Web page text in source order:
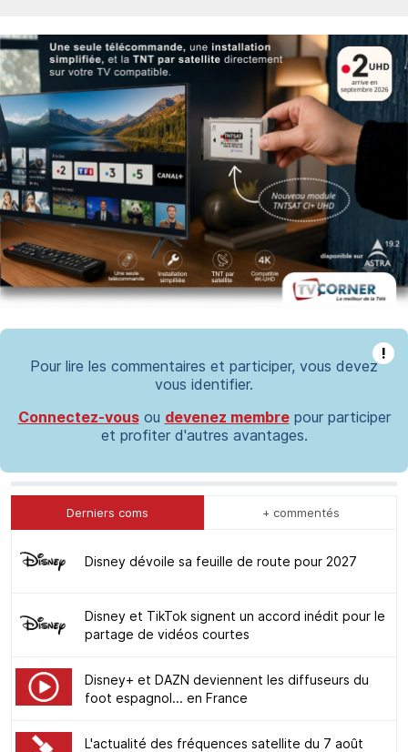
!
Pour lire les commentaires et participer, vous devez
vous identifier.
Connectez-vousou devenez membrepour participer
et profiter d'autres avantages.
Derniers coms + commentés
Disney dévoile sa feuille de route pour 2027
Disney et TikTok signent un accord inédit pour le
partage de vidéos courtes
Disney+ et DAZN deviennent les diffuseurs du
foot espagnol... en France
L'actualité des fréquences satellite du 7 août